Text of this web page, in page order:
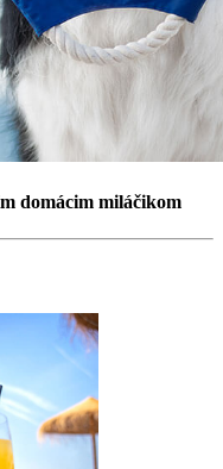
domácim miláčikom